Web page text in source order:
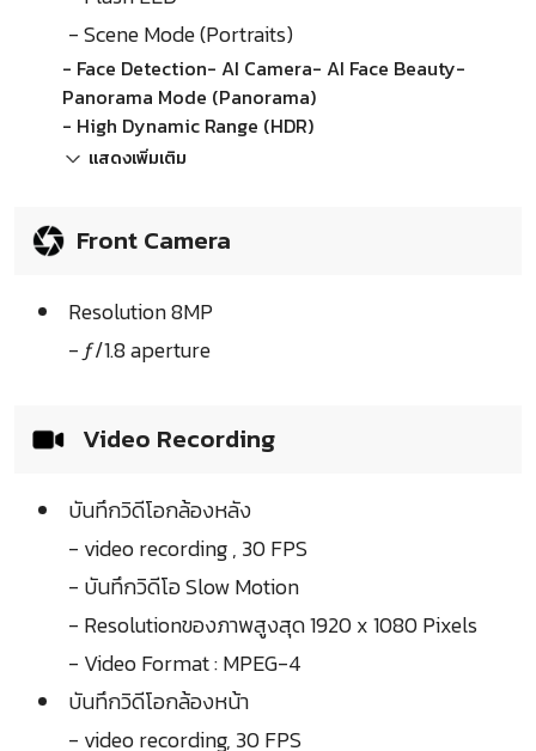
- Scene Mode (Portraits)
- Face Detection- AI Camera- AI Face Beauty-
Panorama Mode (Panorama)
- High Dynamic Range (HDR)
แสดงเพิ่มเติม
Front Camera
Resolution 8MP
- ƒ/1.8 aperture
Video Recording
บันทึกวิดีโอกล้องหลัง
- video recording , 30 FPS
- บันทึกวิดีโอ Slow Motion
- Resolutionของภาพสูงสุด 1920 x 1080 Pixels
- Video Format : MPEG-4
บันทึกวิดีโอกล้องหน้า
- video recording, 30 FPS